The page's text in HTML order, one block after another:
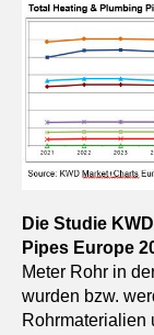
Die Studie
Pipes Europe
Meter Rohr in
wurden bzw.
Rohrmaterialien